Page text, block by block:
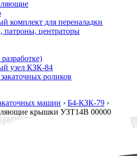
комплект для переналадки
патроны, центраторы
узел КЗК-84
роликов
машин › Б4-КЗК-79 ›
крышки УЗТ14В 00000